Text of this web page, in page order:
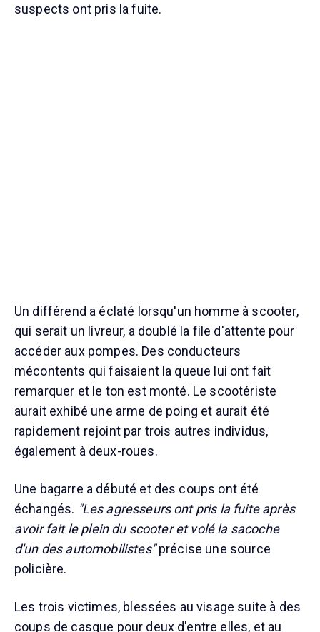
suspects ont pris la fuite.
Un différend a éclaté lorsqu'un homme à scooter,
qui serait un livreur, a doublé la file d'attente pour
accéder aux pompes. Des conducteurs
mécontents qui faisaient la queue lui ont fait
remarquer et le ton est monté. Le scootériste
aurait exhibé une arme de poing et aurait été
rapidement rejoint par trois autres individus,
également à deux-roues.
Une bagarre a débuté et des coups ont été
échangés. "Les agresseurs ont pris la fuite après
avoir fait le plein du scooter et volé la sacoche
d'un des automobilistes"précise une source
policière.
Les trois victimes, blessées au visage suite à des
coups de casque pour deux d'entre elles, et au